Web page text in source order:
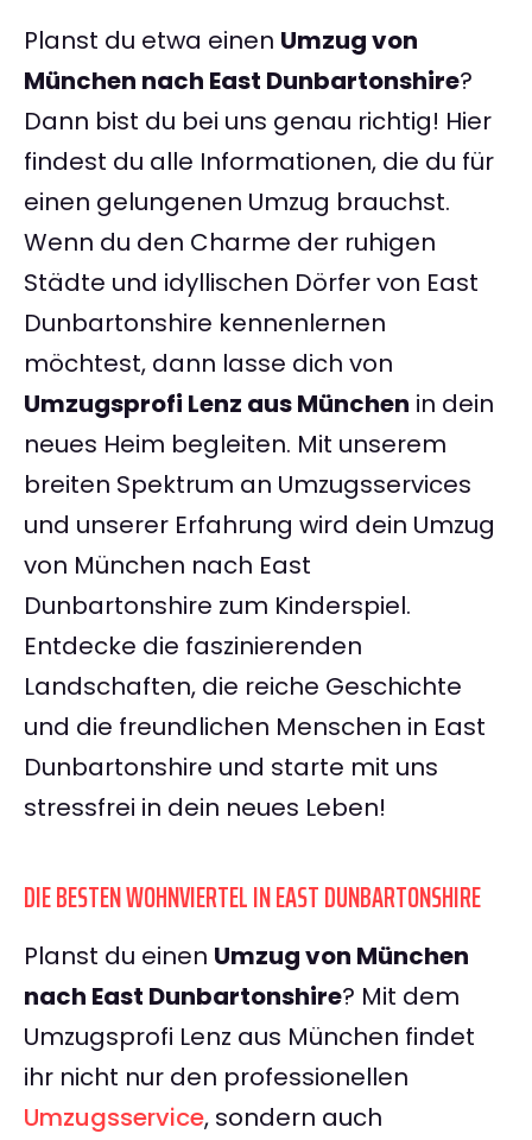
Planst du etwa einen Umzug von
München nach East Dunbartonshire?
Dann bist du bei uns genau richtig! Hier
findest du alle Informationen, die du für
einen gelungenen Umzug brauchst.
Wenn du den Charme der ruhigen
Städte und idyllischen Dörfer von East
Dunbartonshire kennenlernen
möchtest, dann lasse dich von
Umzugsprofi Lenz aus München in dein
neues Heim begleiten. Mit unserem
breiten Spektrum an Umzugsservices
und unserer Erfahrung wird dein Umzug
von München nach East
Dunbartonshire zum Kinderspiel.
Entdecke die faszinierenden
Landschaften, die reiche Geschichte
und die freundlichen Menschen in East
Dunbartonshire und starte mit uns
stressfrei in dein neues Leben!
DIE BESTEN WOHNVIERTEL IN EAST DUNBARTONSHIRE
Planst du einen Umzug von München
nach East Dunbartonshire? Mit dem
Umzugsprofi Lenz aus München findet
ihr nicht nur den professionellen
Umzugsservice, sondern auch